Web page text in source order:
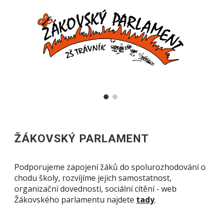
ŽÁKOVSKÝ PARLAMENT
Podporujeme zapojení žáků do spolurozhodování o
chodu školy, rozvíjíme jejich samostatnost,
organizační dovednosti, sociální cítění - web
Žákovského parlamentu najdete tady.